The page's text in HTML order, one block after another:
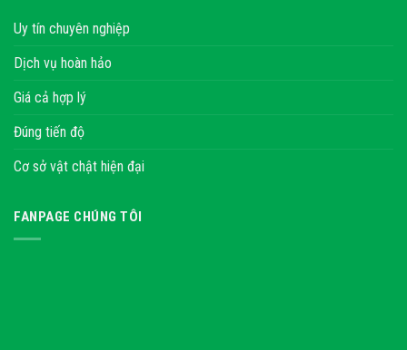
Uy tín chuyên nghiệp
Dịch vụ hoàn hảo
Giá cả hợp lý
Đúng tiến độ
Cơ sở vật chật hiện đại
FANPAGE CHÚNG TÔI